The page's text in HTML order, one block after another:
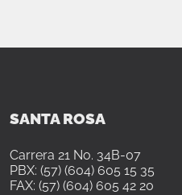
SANTA ROSA
Carrera 21 No. 34B-07
PBX: (57) (604) 605 15 35
FAX: (57) (604) 605 42 20